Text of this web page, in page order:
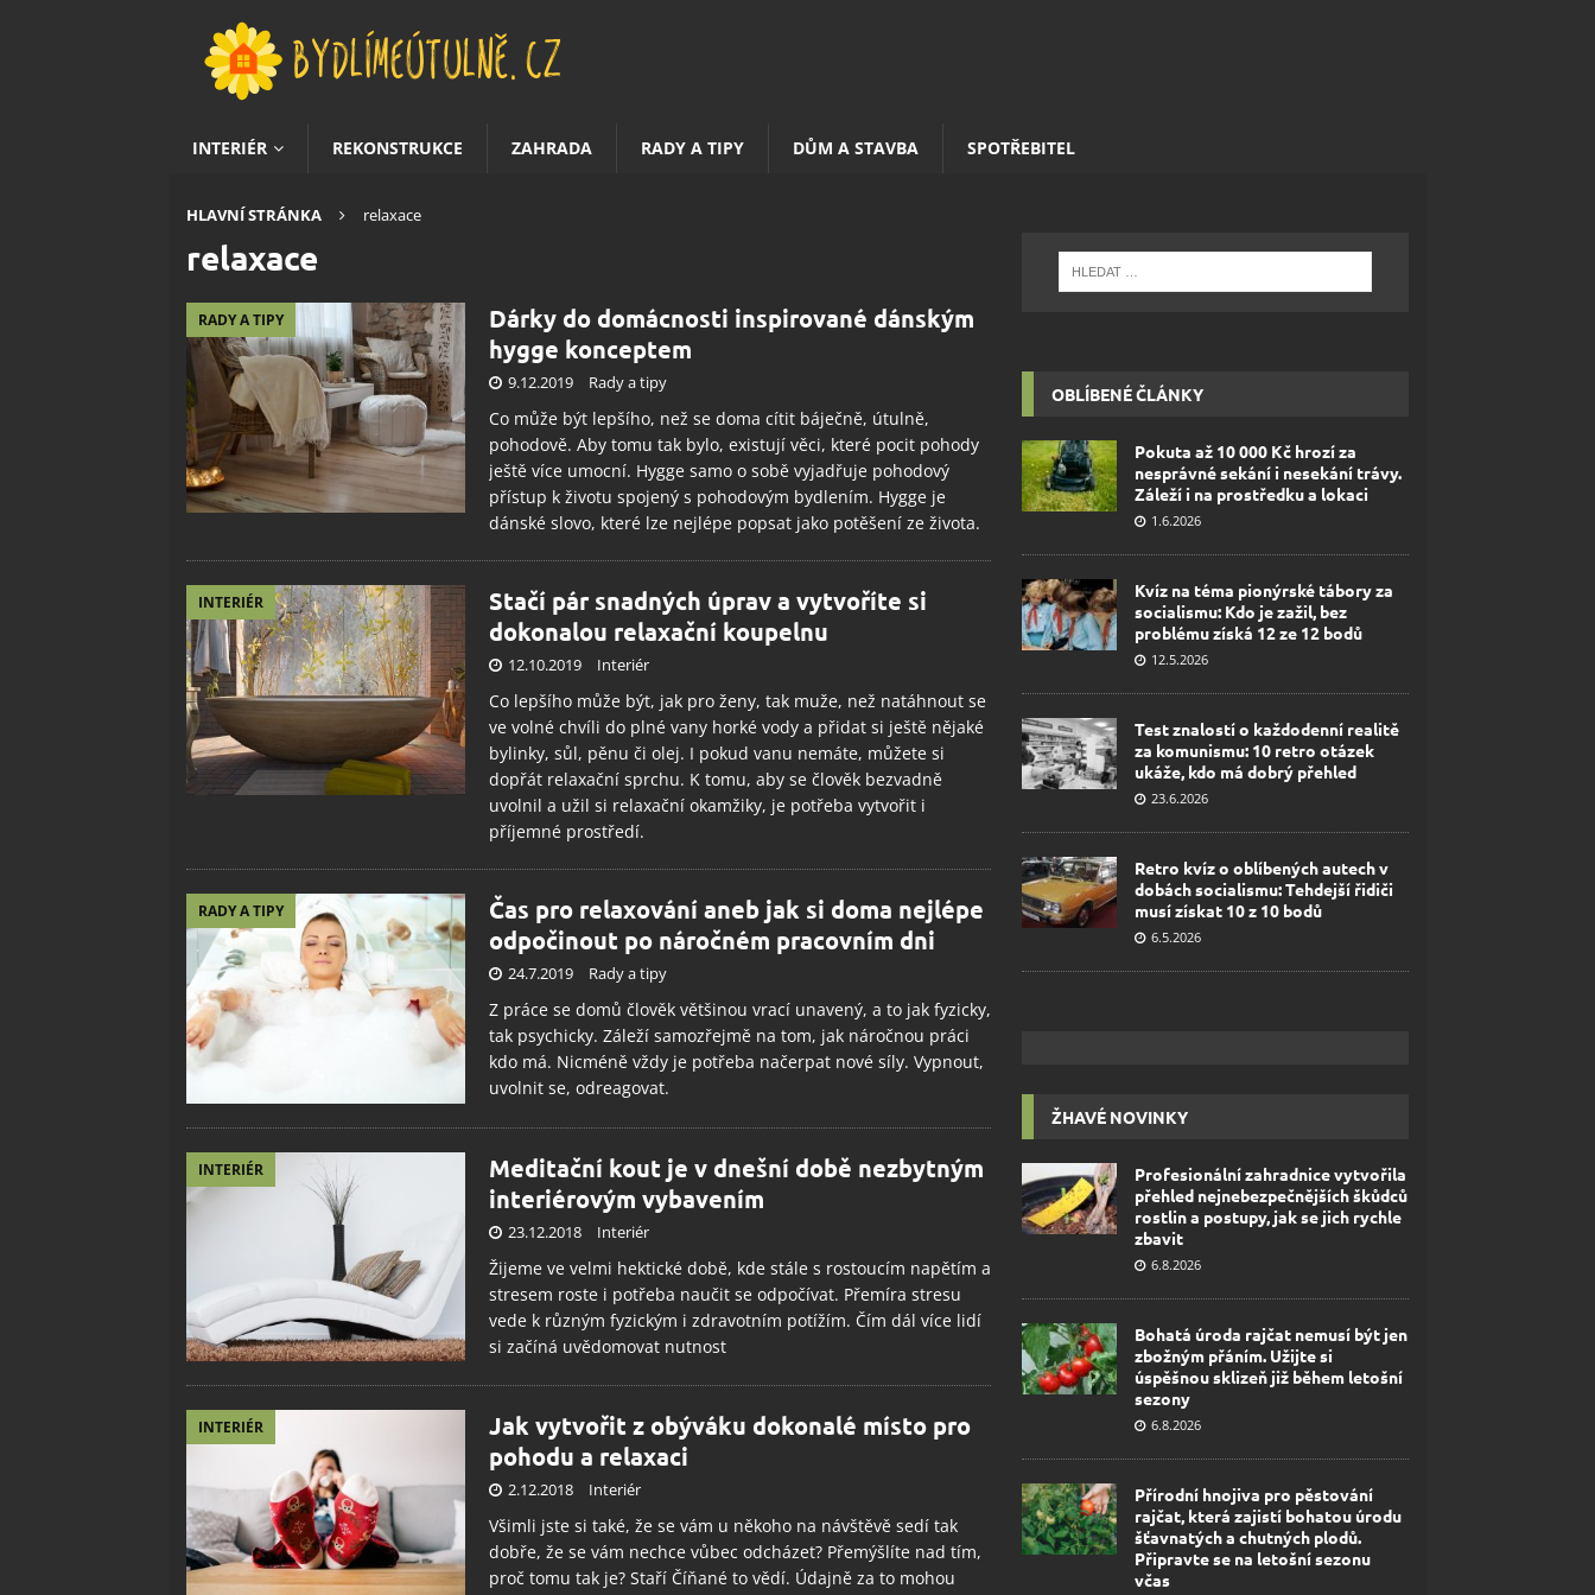
INTERIÉR REKONSTRUKCE ZAHRADA RADY A TIPY DŮM A STAVBA SPOTŘEBITEL
HLAVNÍ STRÁNKA relaxace
relaxace
RADY A TIPY
Dárky do domácnosti inspirované dánským
hygge konceptem
9.12.2019 Rady a tipy
Co může být lepšího, než se doma cítit báječně, útulně,
pohodově. Aby tomu tak bylo, existují věci, které pocit pohody
ještě více umocní. Hygge samo o sobě vyjadřuje pohodový
přístup k životu spojený s pohodovým bydlením. Hygge je
dánské slovo, které lze nejlépe popsat jako potěšení ze života.
INTERIÉR
Stačí pár snadných úprav a vytvoříte si
dokonalou relaxační koupelnu
12.10.2019 Interiér
Co lepšího může být, jak pro ženy, tak muže, než natáhnout se
ve volné chvíli do plné vany horké vody a přidat si ještě nějaké
bylinky, sůl, pěnu či olej. I pokud vanu nemáte, můžete si
dopřát relaxační sprchu. K tomu, aby se člověk bezvadně
uvolnil a užil si relaxační okamžiky, je potřeba vytvořit i
příjemné prostředí.
RADY A TIPY
Čas pro relaxování aneb jak si doma nejlépe
odpočinout po náročném pracovním dni
24.7.2019 Rady a tipy
Z práce se domů člověk většinou vrací unavený, a to jak fyzicky,
tak psychicky. Záleží samozřejmě na tom, jak náročnou práci
kdo má. Nicméně vždy je potřeba načerpat nové síly. Vypnout,
uvolnit se, odreagovat.
INTERIÉR
Meditační kout je v dnešní době nezbytným
interiérovým vybavením
23.12.2018 Interiér
Žijeme ve velmi hektické době, kde stále s rostoucím napětím a
stresem roste i potřeba naučit se odpočívat. Přemíra stresu
vede k různým fyzickým i zdravotním potížím. Čím dál více lidí
si začíná uvědomovat nutnost
INTERIÉR
Jak vytvořit z obýváku dokonalé místo pro
pohodu a relaxaci
2.12.2018 Interiér
Všimli jste si také, že se vám u někoho na návštěvě sedí tak
dobře, že se vám nechce vůbec odcházet? Přemýšlíte nad tím,
proč tomu tak je? Staří Číňané to vědí. Údajně za to mohou
OBLÍBENÉ ČLÁNKY
Pokuta až 10 000 Kč hrozí za
nesprávné sekání i nesekání trávy.
Záleží i na prostředku a lokaci
1.6.2026
Kvíz na téma pionýrské tábory za
socialismu: Kdo je zažil, bez
problému získá 12 ze 12 bodů
12.5.2026
Test znalostí o každodenní realitě
za komunismu: 10 retro otázek
ukáže, kdo má dobrý přehled
23.6.2026
Retro kvíz o oblíbených autech v
dobách socialismu: Tehdejší řidiči
musí získat 10 z 10 bodů
6.5.2026
ŽHAVÉ NOVINKY
Profesionální zahradnice vytvořila
přehled nejnebezpečnějších škůdců
rostlin a postupy, jak se jich rychle
zbavit
6.8.2026
Bohatá úroda rajčat nemusí být jen
zbožným přáním. Užijte si
úspěšnou sklizeň již během letošní
sezony
6.8.2026
Přírodní hnojiva pro pěstování
rajčat, která zajistí bohatou úrodu
šťavnatých a chutných plodů.
Připravte se na letošní sezonu
včas